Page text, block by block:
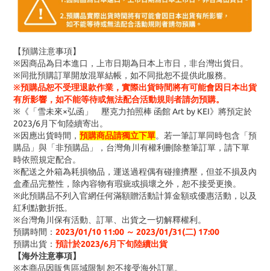
【預購注意事項】
※因商品為日本進口，上市日期為日本上市日，非台灣出貨日。
※同批預購訂單開放混單結帳，如不同批恕不提供此服務。
※預購品恕不受理退款作業，實際出貨時間將有可能會因日本出貨
有所影響，如不能等待或無法配合活動規則者請勿預購。
※《「雪未來×弘函」 壓克力拍照棒 函館 Art by KEI》將預定於
2023/6月下旬陸續寄出。
※因應出貨時間， 預購商品請獨立下單。若一筆訂單同時包含「預
購品」與「非預購品」，台灣角川有權利刪除整筆訂單，請下單
時依照規定配合。
※配送之外箱為耗損物品，運送過程偶有碰撞擠壓，但並不損及內
盒產品完整性，除內容物有瑕疵或損壞之外，恕不接受更換。
※此預購品不列入官網任何滿額贈活動計算金額或優惠活動 ，以及
紅利點數折抵。
※台灣角川保有活動、訂單、出貨之一切解釋權利。
預購時間 ： 2023/01/10 11:00 ～ 2023/01/31(二) 17:00
預購出貨： 預計於2023/6月下旬陸續出貨
【海外注意事項】
※本商品因販售區域限制 恕不接受海外訂單。